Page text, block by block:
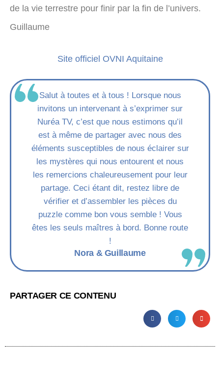
de la vie terrestre pour finir par la fin de l’univers.
Guillaume
Site officiel OVNI Aquitaine
Salut à toutes et à tous ! Lorsque nous
invitons un intervenant à s’exprimer sur
Nuréa TV, c’est que nous estimons qu’il
est à même de partager avec nous des
éléments susceptibles de nous éclairer sur
les mystères qui nous entourent et nous
les remercions chaleureusement pour leur
partage. Ceci étant dit, restez libre de
vérifier et d’assembler les pièces du
puzzle comme bon vous semble ! Vous
êtes les seuls maîtres à bord. Bonne route
!
Nora & Guillaume
PARTAGER CE CONTENU